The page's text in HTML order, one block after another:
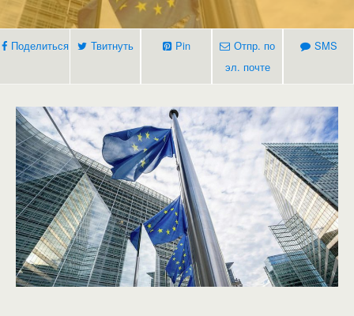
Поделиться Твитнуть Pin
Отпр. по
эл. почте
SMS